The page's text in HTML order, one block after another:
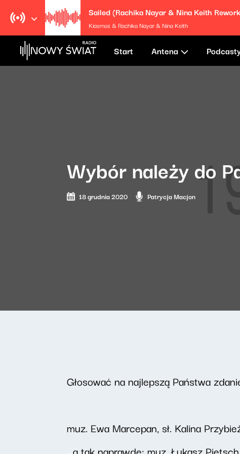
Kiasmos & Rachika Nayar & Nina Keith
Start Antena
Wybór należy do
18 grudnia 2020 Patrycja Macjon
Głosować na najlepszą Państwa
muz. Ewa Marcepan, sł. Kalina